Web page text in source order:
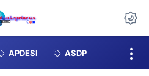
APDESI ASDP